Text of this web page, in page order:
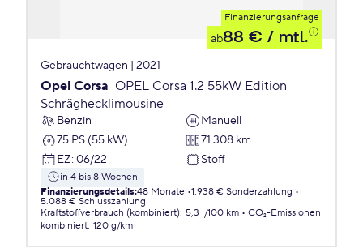
Finanzierungsanfrage
ab88 € / mtl.
Gebrauchtwagen | 2021
Opel Corsa OPEL Corsa 1.2 55kW Edition
Schräghecklimousine
Benzin
Manuell
75 PS (55 kW)
71.308 km
EZ: 06/22 Stoff
in 4 bis 8 Wochen
Finanzierungsdetails:48 Monate 1.938 € Sonderzahlung
5.088 € Schlusszahlung
Kraftstoffverbrauch (kombiniert): 5,3 l/100 km
CO₂-Emissionen
kombiniert: 120 g/km